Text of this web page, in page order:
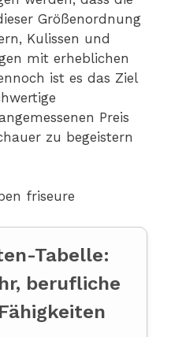
Größenordnung
Kulissen und
mit erheblichen
ist es das Ziel
Preis
zu begeistern
Tabelle:
berufliche